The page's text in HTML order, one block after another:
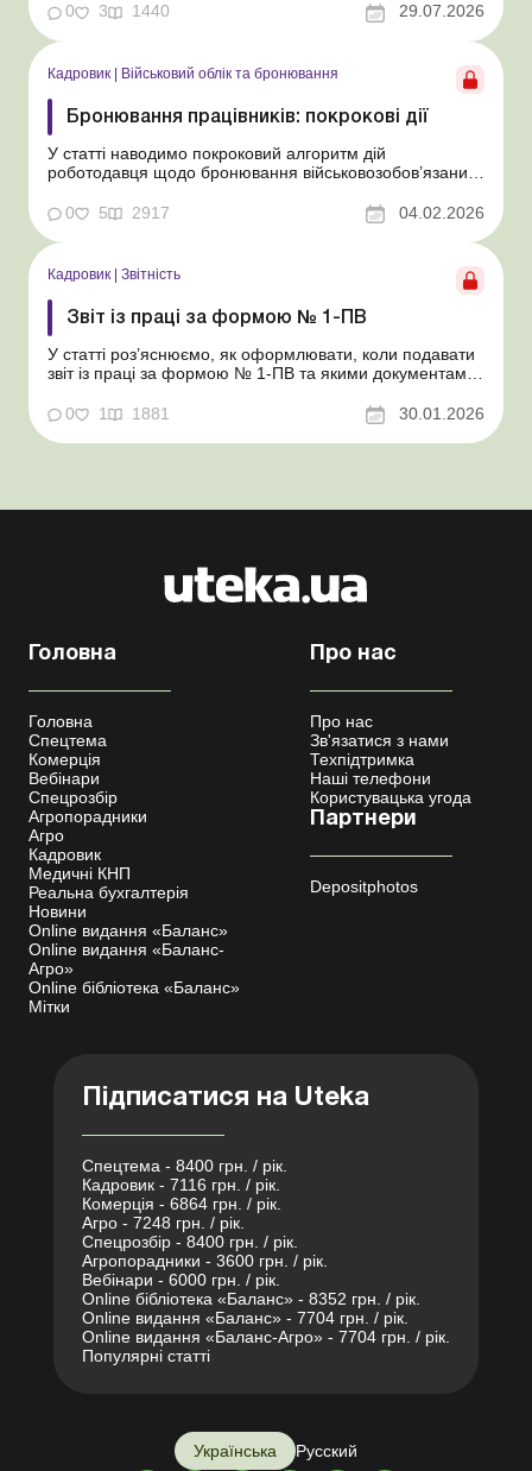
0 3 1440 29.07.2026
Кадровик | Військовий облік та бронювання
Бронювання працівників: покрокові дії
У статті наводимо покроковий алгоритм дій
роботодавця щодо бронювання військовозобов’язаних
бронювання працівників є одним з важливих завдань
роботодавця, адже це дає змогу підприємству
працювати завдяки необхідній кількості персоналу. Але
чи всі...
0 5 2917 04.02.2026
Кадровик | Звітність
Звіт із праці за формою № 1-ПВ
У статті роз’яснюємо, як оформлювати, коли подавати
звіт із праці за формою № 1-ПВ та якими документами
05.07.2025 відновлено обов’язкове подання
статистичної та фінансової звітності для всіх
підприємств, установ, організацій та підпри...
0 1 1881 30.01.2026
Головна
Головна
Спецтема
Комерція
Вебінари
Спецрозбір
Агропорадники
Агро
Кадровик
Медичні КНП
Реальна бухгалтерія
Новини
Online видання «Баланс»
Online видання «Баланс-
Агро»
Online бібліотека «Баланс»
Мітки
Про нас
Про нас
Зв'язатися з нами
Техпідтримка
Наші телефони
Користувацька угода
Партнери
Depositphotos
Підписатися на Uteka
Спецтема - 8400 грн. / рік.
Кадровик - 7116 грн. / рік.
Комерція - 6864 грн. / рік.
Агро - 7248 грн. / рік.
Спецрозбір - 8400 грн. / рік.
Агропорадники - 3600 грн. / рік.
Вебінари - 6000 грн. / рік.
Online бібліотека «Баланс» - 8352 грн. / рік.
Online видання «Баланс» - 7704 грн. / рік.
Online видання «Баланс-Агро» - 7704 грн. / рік.
Популярні статті
Українська Русский